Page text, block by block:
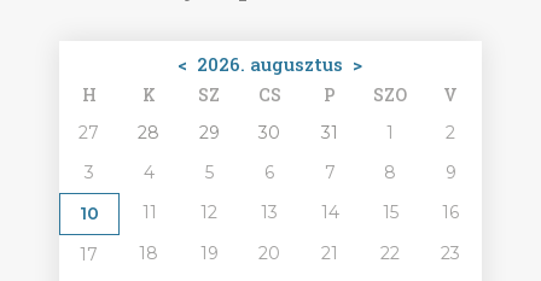
< 2026. augusztus >
H K SZ CS P SZO V
27 28 29 30 31 1
2
3
4 5 6 7 8
9
10
11 12 13 14 15
16
17
18 19 20 21 22
23